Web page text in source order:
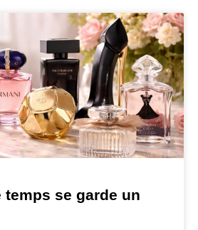
temps se garde un